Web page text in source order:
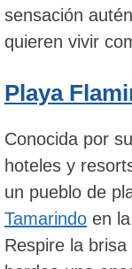
sensación
quieren vivir
Playa
Conocida por
hoteles y
un pueblo de
Tamarindo en la
Respire la